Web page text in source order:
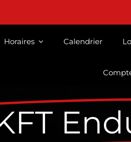
Horaires Calendrier